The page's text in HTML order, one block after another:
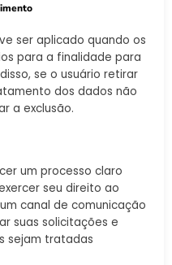
ser aplicado quando os
para a finalidade para
se o usuário retirar
dos dados não
a exclusão.
um processo claro
seu direito ao
canal de comunicação
suas solicitações e
sejam tratadas